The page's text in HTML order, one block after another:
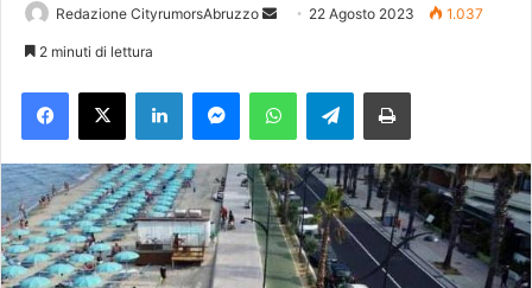
Redazione CityrumorsAbruzzo
a
n
'
e
22 Agosto 2023 1.037
2 minuti di lettura
Telegram